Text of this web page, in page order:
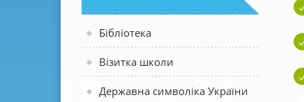
Бібліотека
Візитка школи
Державна символіка України